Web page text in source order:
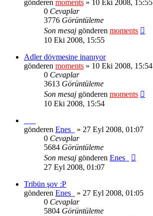
gönderen moments » 10 Eki 2008, 15:55
0 Cevaplar
3776 Görüntüleme
Son mesaj gönderen moments
10 Eki 2008, 15:55
Adler dövmesine inanıyor
gönderen moments » 10 Eki 2008, 15:54
0 Cevaplar
3613 Görüntüleme
Son mesaj gönderen moments
10 Eki 2008, 15:54
gönderen Enes_
» 27 Eyl 2008, 01:07
0 Cevaplar
5684 Görüntüleme
Son mesaj gönderen Enes_
27 Eyl 2008, 01:07
Tribün şov :P
gönderen Enes_
» 27 Eyl 2008, 01:05
0 Cevaplar
5804 Görüntüleme